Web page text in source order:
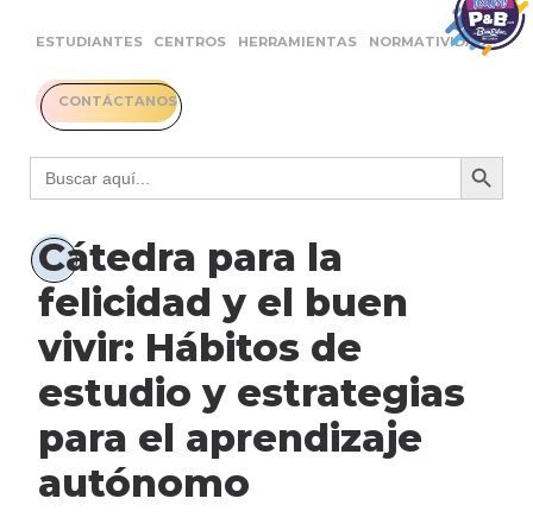
ESTUDIANTES CENTROS HERRAMIENTAS NORMATIVIDAD
CONTÁCTANOS
Buscar: Botón
Cátedra para la
felicidad y el buen
vivir: Hábitos de
estudio y estrategias
para el aprendizaje
autónomo